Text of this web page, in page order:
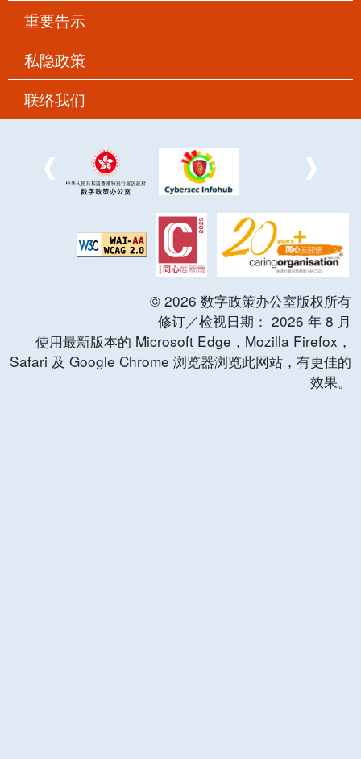
重要告示
私隐政策
联络我们
© 2026 数字政策办公室版权所有
修订／检视日期： 2026 年 8 月
使用最新版本的 Microsoft Edge，Mozilla Firefox，
Safari 及 Google Chrome 浏览器浏览此网站，有更佳的
效果。